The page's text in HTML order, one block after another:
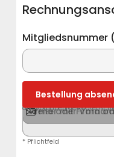
Mitgliedsnummer
Verantwortlicher
Nachname
Straße
Hausnummer *
PLZ*
Stadt *
Telefon
E-Mail *
Abweichende
Bemerkungen
Im Umgang mit Ihren
alle Vorgaben des
* Pflichtfeld
Bestellung